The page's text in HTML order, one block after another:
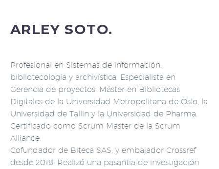
ARLEY SOTO.
Profesional en Sistemas de información,
bibliotecología y archivística. Especialista en
Gerencia de proyectos. Máster en Bibliotecas
Digitales de la Universidad Metropolitana de Oslo, la
Universidad de Tallin y la Universidad de Pharma.
Certificado como Scrum Master de la Scrum
Alliance.
Cofundador de Biteca SAS, y embajador Crossref
desde 2018. Realizó una pasantía de investigación